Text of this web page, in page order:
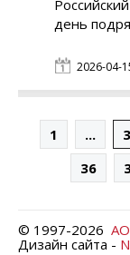
день
2026-04-
1 ...
36
© 1997-2026
Дизайн сайта -